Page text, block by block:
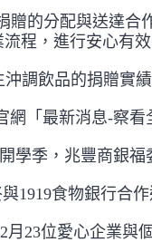
的分配與送達合
流程，進行安心有
沖調飲品的捐贈實績
網「最新消息-察
學季，兆豐商銀福
1919食物銀行合作
23位愛心企業與